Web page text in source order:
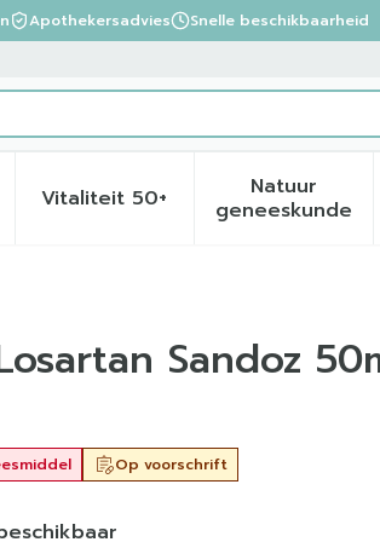
Apothekersadvies Snelle beschikbaarheid
en hygiëne categorie
voeding en vitamines categorie
voor Zwangerschap en
Vitaliteit 50+Toon submenu voor
Natuur
geneeskunde
Toon
Tabl 28
Sandoz
Op voorschrift